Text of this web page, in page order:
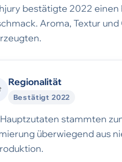
bestätigte 2022 einen
Aroma, Textur
Regionalität
Bestätigt 2022
stammten
überwiegend aus